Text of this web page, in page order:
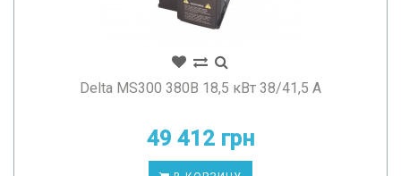
Delta MS300 380В 18,5 кВт 38/41,5 А
49 412 грн